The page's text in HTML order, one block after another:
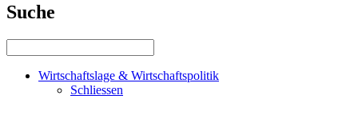
Suche
Wirtschaftslage & Wirtschaftspolitik
Schliessen